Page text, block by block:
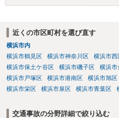
近くの市区町村を選び直す
横浜市内
横浜市鶴見区
横浜市神奈川区 横浜市西
横浜市保土ケ谷区
横浜市磯子区 横浜市
横浜市戸塚区
横浜市港南区 横浜市旭区
横浜市栄区
横浜市泉区 横浜市青葉区
交通事故の分野詳細で絞り込む